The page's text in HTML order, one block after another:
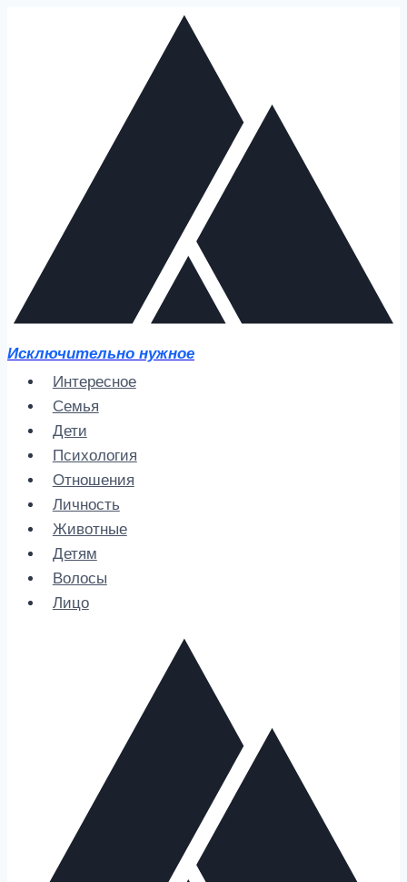
Исключительно нужное
Интересное
Семья
Дети
Психология
Отношения
Личность
Животные
Детям
Волосы
Лицо